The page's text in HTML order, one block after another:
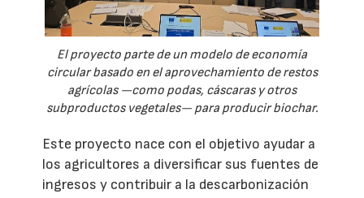
El proyecto parte de un modelo de economía
circular basado en el aprovechamiento de restos
agrícolas —como podas, cáscaras y otros
subproductos vegetales— para producir biochar.
Este proyecto nace con el objetivo ayudar a
los agricultores a diversificar sus fuentes de
ingresos y contribuir a la descarbonización